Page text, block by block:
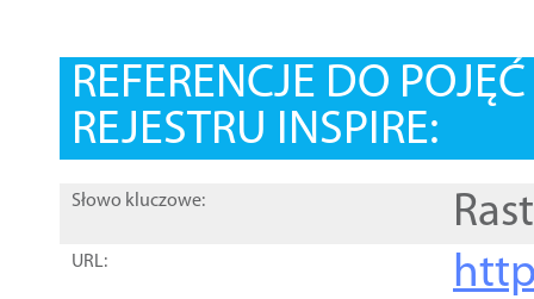
REFERENCJE DO
REJESTRU INSPIRE:
Słowo kluczowe:
URL: